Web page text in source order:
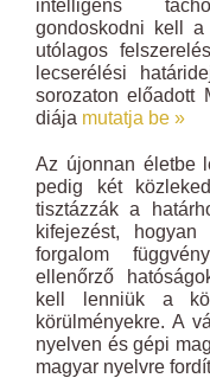
intelligens
gondoskodni kell a
utólagos
lecserélési
sorozaton előadott
diája mutatja be »
Az újonnan életbe
pedig két
tisztázzák a
kifejezést,
forgalom
ellenőrző
kell lenniük a
körülményekre. A
nyelven és gépi
magyar nyelvre